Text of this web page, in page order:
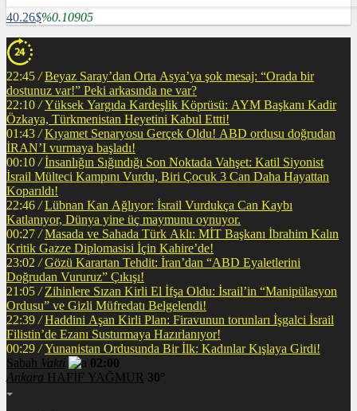
40.26$%0.10905
22:45 / Beyaz Saray’dan Orta Asya’ya şok mesaj: “Orada bir
dostunuz var!” Peki arkasında ne var?
22:10 / Yüksek Yargıda Kardeşlik Köprüsü: AYM Başkanı Kadir
Özkaya, Türkmenistan Heyetini Kabul Ettti!
01:43 / Kıyamet Senaryosu Gerçek Oldu! ABD ordusu doğrudan
İRAN’I vurmaya başladı!
00:10 / İnsanlığın Sığındığı Son Noktada Vahşet: Katil Siyonist
İsrail Mülteci Kampını Vurdu, Biri Çocuk 3 Can Daha Hayattan
Koparıldı!
22:46 / Lübnan Kan Ağlıyor: İsrail Vurdukça Can Kaybı
Katlanıyor, Dünya yine üç maymunu oynuyor.
00:27 / Masada ve Sahada Türk Aklı: MİT Başkanı İbrahim Kalın
Kritik Gazze Diplomasisi İçin Kahire’de!
23:02 / Gözü Karartan Tehdit: İran’dan “ABD Eyaletlerini
Doğrudan Vururuz” Çıkışı!
21:05 / Zihinlere Sızan Kirli El İfşa Oldu: İsrail’in “Manipülasyon
Ordusu” ve Gizli Müfredatı Belgelendi!
22:39 / Haddini Aşan Kirli Plan: Firavunun torunları İşgalci İsrail
Filistin’de Ezanı Susturmaya Hazırlanıyor!
00:29 / Yunanistan Ordusunda Bir İlk: Kadınlar Kışlaya Girdi!
Sabah Vakti
02:00
Ankara HAFİF YAĞMUR 30°